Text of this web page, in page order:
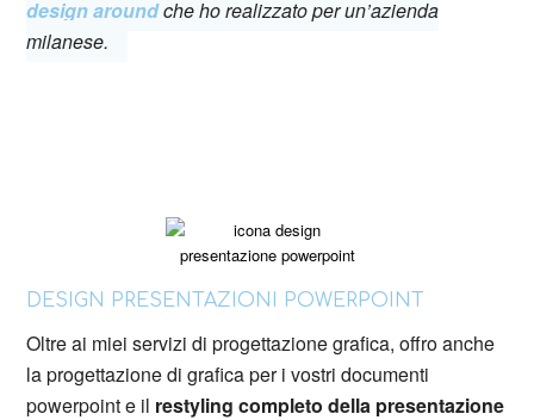
design aroundche ho realizzato per un’azienda
milanese.
DESIGN PRESENTAZIONI POWERPOINT
Oltre ai miei servizi di progettazione grafica, offro anche
la progettazione di grafica per i vostri documenti
powerpoint e il restyling completo della presentazione